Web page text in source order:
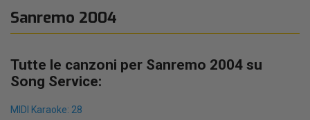
Sanremo 2004
Tutte le canzoni per Sanremo 2004 su
Song Service:
MIDI Karaoke: 28